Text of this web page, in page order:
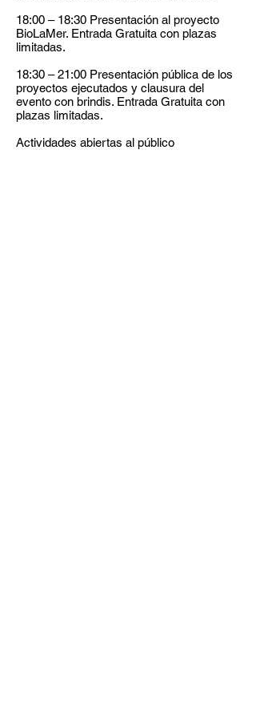
​18:00 – 18:30 Presentación al proyecto
BioLaMer. Entrada Gratuita con plazas
limitadas.
​18:30 – 21:00 Presentación pública de los
proyectos ejecutados y clausura del
evento con brindis. Entrada Gratuita con
plazas limitadas.
Actividades abiertas al público